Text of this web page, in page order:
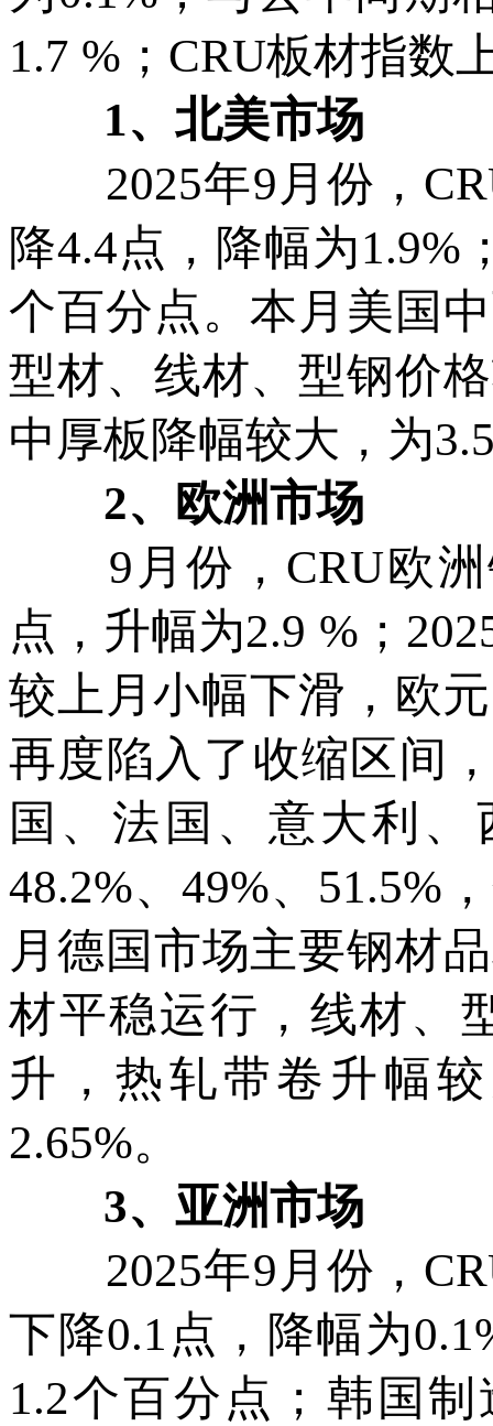
1.7 %；CRU板材指数
1、北美市场
2025年9月份，
降4.4点，降幅为1.9%
个百分点。本月美国
型材、线材、型钢价
中厚板降幅较大，为
2、欧洲市场
9月份，CRU欧洲
点，升幅为2.9 %；
较上月小幅下滑，欧
再度陷入了收缩区间
国、法国、意大利、
48.2%、49%、51.5%
月德国市场主要钢材
材平稳运行，线材、
升，热轧带卷升幅
2.65%。
3、亚洲市场
2025年9月份，
下降0.1点，降幅为
1.2个百分点；韩国